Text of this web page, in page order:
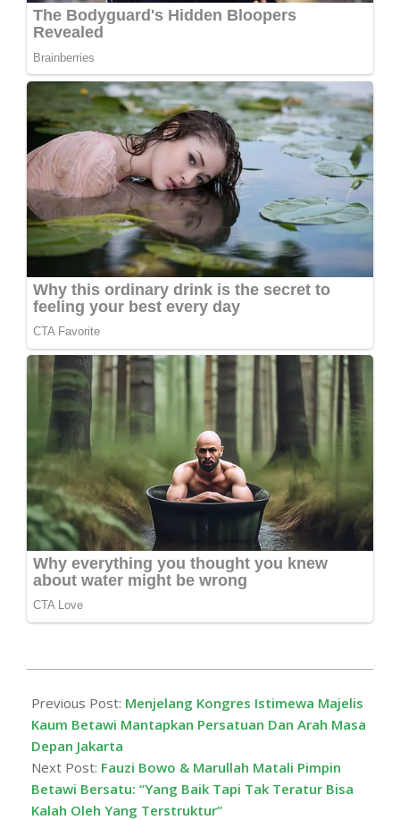
10-
18
Previous Post: Menjelang Kongres Istimewa Majelis
Kaum Betawi Mantapkan Persatuan Dan Arah Masa
Depan Jakarta
Next Post: Fauzi Bowo & Marullah Matali Pimpin
Betawi Bersatu: “Yang Baik Tapi Tak Teratur Bisa
Kalah Oleh Yang Terstruktur”